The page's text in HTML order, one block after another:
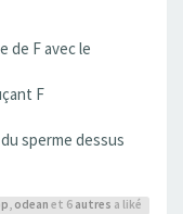
de F avec le
F
sperme dessus
, odean et 6 autres a liké